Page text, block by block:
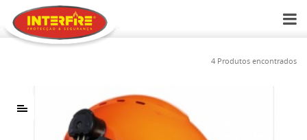
4 Produtos encontrados